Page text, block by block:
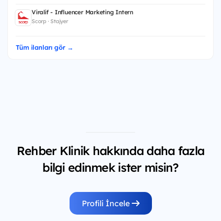
Viralif - Influencer Marketing Intern
Scorp · Stajyer
Tüm ilanları gör →
Rehber Klinik hakkında daha fazla
bilgi edinmek ister misin?
Profili İncele